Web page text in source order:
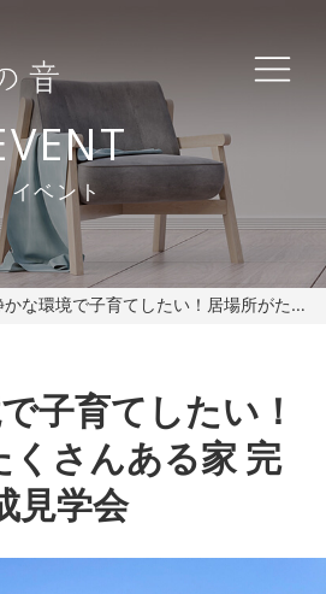
イベント
な環境で子育てしたい！居場所がたくさんある家 完成見学会
子育てしたい！
くさんある家 完
見学会